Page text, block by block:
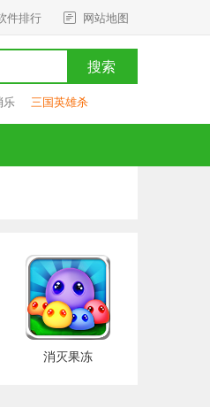
件排行 网站地图
搜索
乐 三国英雄杀
消灭果冻